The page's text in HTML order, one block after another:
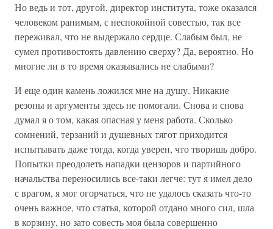
Но ведь и тот, другой, директор института, тоже оказался
человеком ранимым, с неспокойной совестью, так все
переживал, что не выдержало сердце. Слабым был, не
сумел противостоять давлению сверху? Да, вероятно. Но
многие ли в то время оказывались не слабыми?
И еще один камень ложился мне на душу. Никакие
резоны и аргументы здесь не помогали. Снова и снова
думал я о том, какая опасная у меня работа. Сколько
сомнений, терзаний и душевных тягот приходится
испытывать даже тогда, когда уверен, что творишь добро.
Попытки преодолеть нападки цензоров и партийного
начальства переносились все-таки легче: тут я имел дело
с врагом, я мог огорчаться, что не удалось сказать что-то
очень важное, что статья, которой отдано много сил, шла
в корзину, но зато совесть моя была совершенно